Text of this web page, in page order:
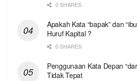
0 SHARES
Apakah Kata “bapak” dan
Huruf Kapital ?
0 SHARES
Penggunaan Kata Depan
Tidak Tepat